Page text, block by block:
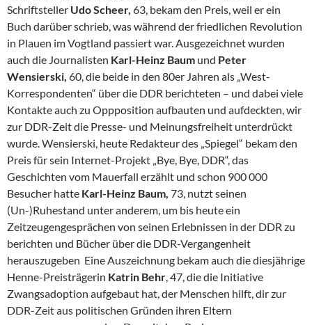
Schriftsteller Udo Scheer, 63, bekam den Preis, weil er ein
Buch darüber schrieb, was während der friedlichen Revolution
in Plauen im Vogtland passiert war. Ausgezeichnet wurden
auch die Journalisten Karl-Heinz Baum und Peter
Wensierski, 60, die beide in den 80er Jahren als „West-
Korrespondenten“ über die DDR berichteten – und dabei viele
Kontakte auch zu Oppposition aufbauten und aufdeckten, wir
zur DDR-Zeit die Presse- und Meinungsfreiheit unterdrückt
wurde. Wensierski, heute Redakteur des „Spiegel“ bekam den
Preis für sein Internet-Projekt „Bye, Bye, DDR“, das
Geschichten vom Mauerfall erzählt und schon 900 000
Besucher hatte Karl-Heinz Baum, 73, nutzt seinen
(Un-)Ruhestand unter anderem, um bis heute ein
Zeitzeugengesprächen von seinen Erlebnissen in der DDR zu
berichten und Bücher über die DDR-Vergangenheit
herauszugeben Eine Auszeichnung bekam auch die diesjährige
Henne-Preisträgerin Katrin Behr, 47, die die Initiative
Zwangsadoption aufgebaut hat, der Menschen hilft, dir zur
DDR-Zeit aus politischen Gründen ihren Eltern